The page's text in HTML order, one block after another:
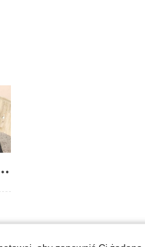
93 cm / 37 in, Kształt ciała: